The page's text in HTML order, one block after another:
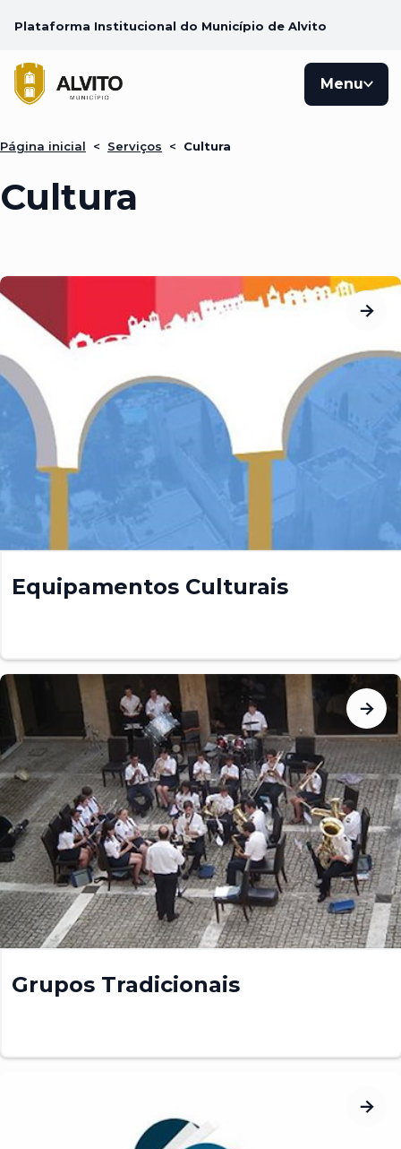
Plataforma Institucional do Município de Alvito
Menu
Página inicial < Serviços < Cultura
Cultura
Equipamentos Culturais
Grupos Tradicionais